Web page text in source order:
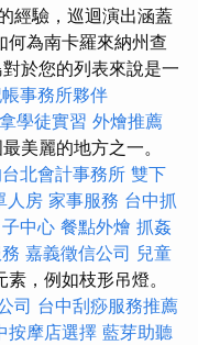
經驗，巡迴演出涵蓋
何為南卡羅來納州查
於您的列表來說是一
事務所夥伴
學徒實習 外燴推薦
美麗的地方之一。
北會計事務所 雙下
人房 家事服務 台中抓
中心 餐點外燴 抓姦
嘉義徵信公司 兒童
，例如枝形吊燈。
司 台中刮痧服務推薦
按摩店選擇 藍芽助聽